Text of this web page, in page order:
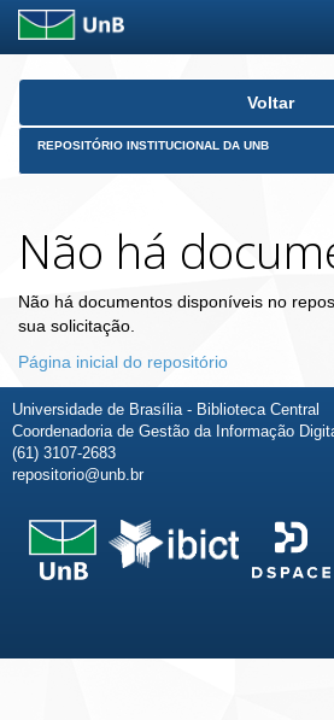
Skip
Voltar
REPOSITÓRIO INSTITUCIONAL DA UNB
Não há
Não há documentos disponíveis no
sua solicitação.
Página inicial do repositório
Universidade de Brasília - Biblioteca Central
Coordenadoria de Gestão da Informação
(61) 3107-2683
repositorio@unb.br